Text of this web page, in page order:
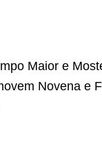
Maior e
Novena e